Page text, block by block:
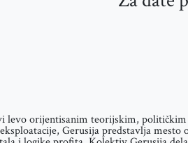
levo orijentisanim teorijskim,
Gerusija predstavlja